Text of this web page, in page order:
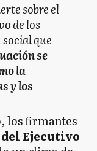
sobre el
de los
que
se
la
y los
los firmantes
Ejecutivo